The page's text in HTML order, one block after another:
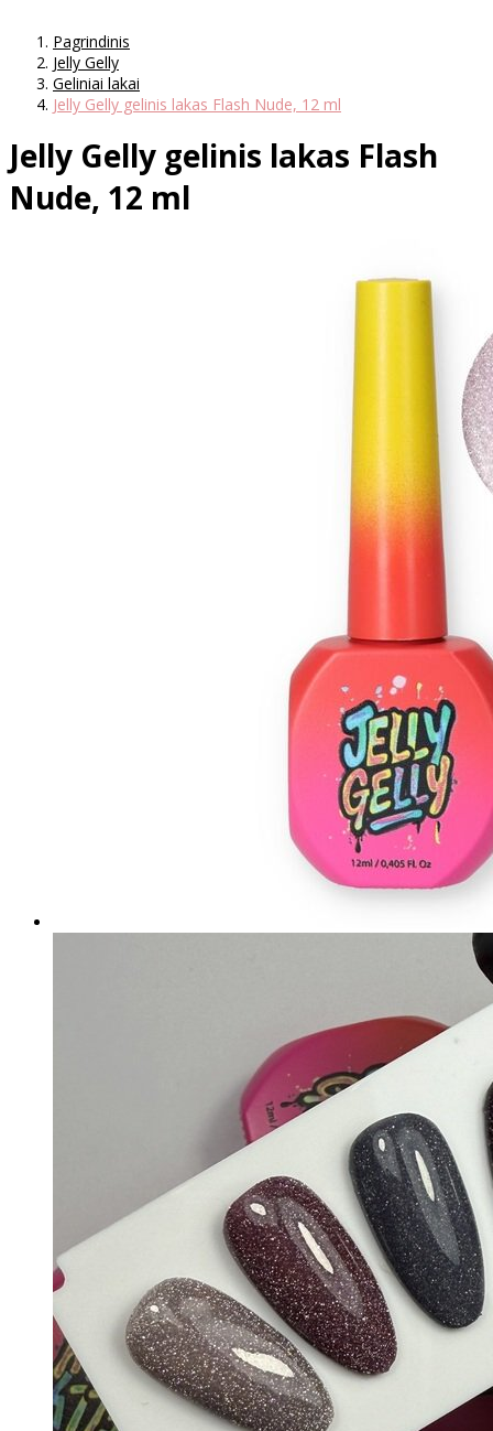
Pagrindinis
Jelly Gelly
Geliniai lakai
Jelly Gelly gelinis lakas Flash Nude, 12 ml
Jelly Gelly gelinis lakas Flash
Nude, 12 ml